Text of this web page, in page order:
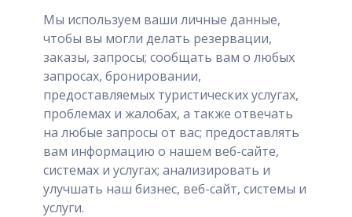
Мы используем ваши личные данные,
чтобы вы могли делать резервации,
заказы, запросы; сообщать вам о любых
запросах, бронировании,
предоставляемых туристических услугах,
проблемах и жалобах, а также отвечать
на любые запросы от вас; предоставлять
вам информацию о нашем веб-сайте,
системах и услугах; анализировать и
улучшать наш бизнес, веб-сайт, системы и
услуги.